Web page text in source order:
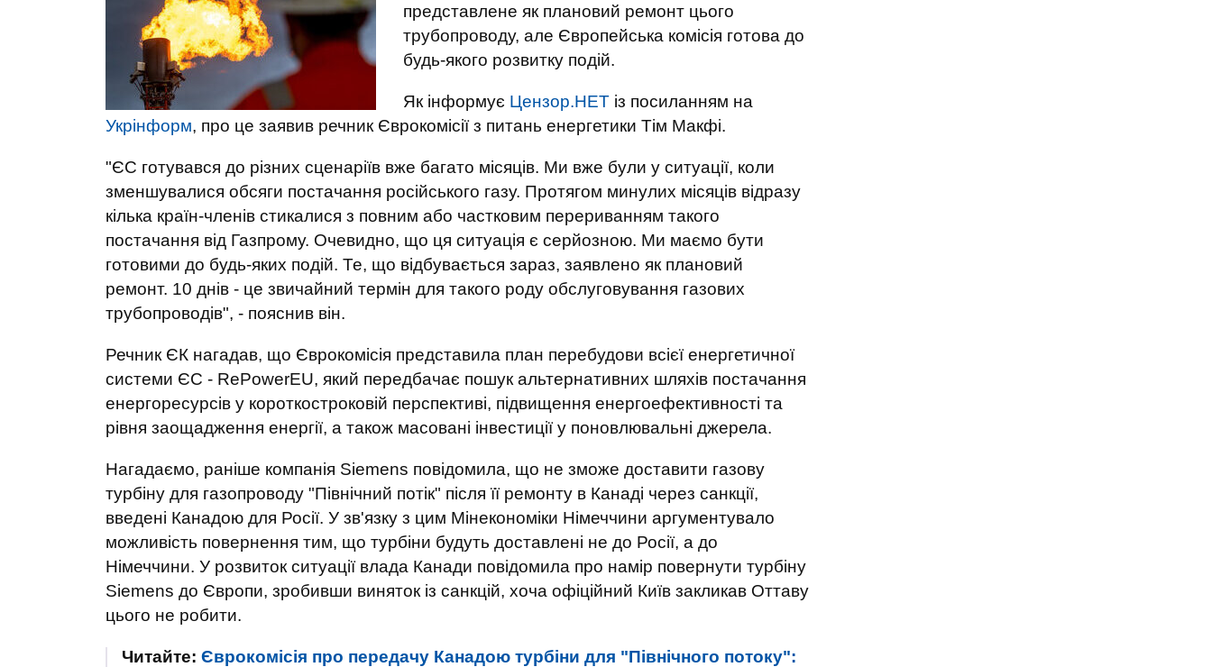
представлене як плановий ремонт цього
трубопроводу, але Європейська комісія готова до
будь-якого розвитку подій.
Як інформує Цензор.НЕТ із посиланням на
Укрінформ, про це заявив речник Єврокомісії з питань енергетики Тім Макфі.
"ЄС готувався до різних сценаріїв вже багато місяців. Ми вже були у ситуації, коли
зменшувалися обсяги постачання російського газу. Протягом минулих місяців відразу
кілька країн-членів стикалися з повним або частковим перериванням такого
постачання від Газпрому. Очевидно, що ця ситуація є серйозною. Ми маємо бути
готовими до будь-яких подій. Те, що відбувається зараз, заявлено як плановий
ремонт. 10 днів - це звичайний термін для такого роду обслуговування газових
трубопроводів", - пояснив він.
Речник ЄК нагадав, що Єврокомісія представила план перебудови всієї енергетичної
системи ЄС - RePowerEU, який передбачає пошук альтернативних шляхів постачання
енергоресурсів у короткостроковій перспективі, підвищення енергоефективності та
рівня заощадження енергії, а також масовані інвестиції у поновлювальні джерела.
Нагадаємо, раніше компанія Siemens повідомила, що не зможе доставити газову
турбіну для газопроводу "Північний потік" після її ремонту в Канаді через санкції,
введені Канадою для Росії. У зв'язку з цим Мінекономіки Німеччини аргументувало
можливість повернення тим, що турбіни будуть доставлені не до Росії, а до
Німеччини. У розвиток ситуації влада Канади повідомила про намір повернути турбіну
Siemens до Європи, зробивши виняток із санкцій, хоча офіційний Київ закликав Оттаву
цього не робити.
Читайте: Єврокомісія про передачу Канадою турбіни для "Північного потоку":